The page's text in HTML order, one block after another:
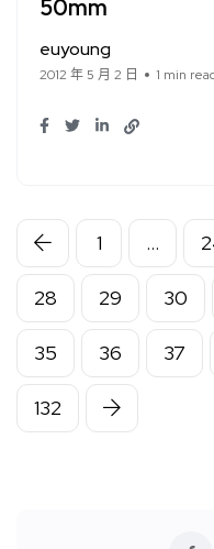
50mm
euyoung
2012 年 5 月 2 日 1 min
1 ...
28 29 30
35 36 37
132